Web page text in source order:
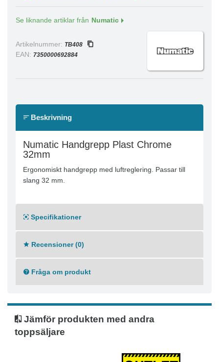
Se liknande artiklar från Numatic
Artikelnummer: TB408
EAN: 7350000692884
Beskrivning
Numatic Handgrepp Plast Chrome
32mm
Ergonomiskt handgrepp med luftreglering. Passar till
slang 32 mm.
Specifikationer
Recensioner (0)
Fråga om produkt
Jämför produkten med andra
toppsäljare